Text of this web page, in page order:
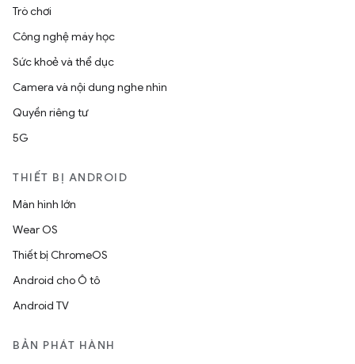
Trò chơi
Công nghệ máy học
Sức khoẻ và thể dục
Camera và nội dung nghe nhìn
Quyền riêng tư
5G
THIẾT BỊ ANDROID
Màn hình lớn
Wear OS
Thiết bị ChromeOS
Android cho Ô tô
Android TV
BẢN PHÁT HÀNH